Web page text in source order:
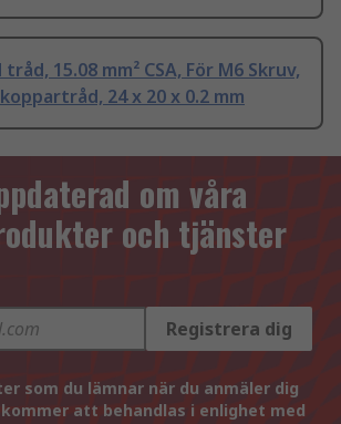
tråd, 15.08 mm² CSA, För M6 Skruv,
24 x 20 x 0.2 mm
om våra
och tjänster
Registrera dig
som du lämnar när du anmäler dig
att behandlas i enlighet med